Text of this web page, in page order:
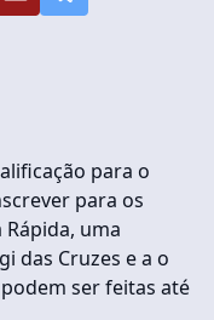
para o
para os
uma
das Cruzes e a o
ser feitas até